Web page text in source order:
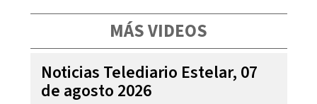
MÁS VIDEOS
Noticias Telediario Estelar, 07
de agosto 2026